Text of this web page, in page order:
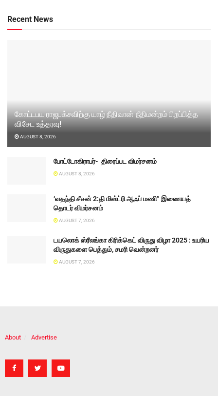
Recent News
கோட்டபய ராஜபக்சவிற்கு யாழ் நீதிவான் நீதிமன்றம் பிறப்பித்த
விசேட உத்தரவு!
AUGUST 8, 2026
போட்டோகிராபர்- ‌ திரைப்பட விமர்சனம்
AUGUST 8, 2026
‘வதந்தி சீசன் 2:தி மிஸ்ட்ரி ஆஃப் மணி” இணையத்
தொடர் விமர்சனம்
AUGUST 7, 2026
டயலொக் ஸ்ரீலங்கா கிரிக்கெட் விருது விழா 2025 : உயரிய
விருதுகளை பெத்தும், சமரி வென்றனர்
AUGUST 7, 2026
About Advertise